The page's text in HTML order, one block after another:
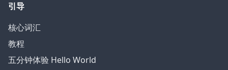
引导
核心词汇
教程
五分钟体验 Hello World